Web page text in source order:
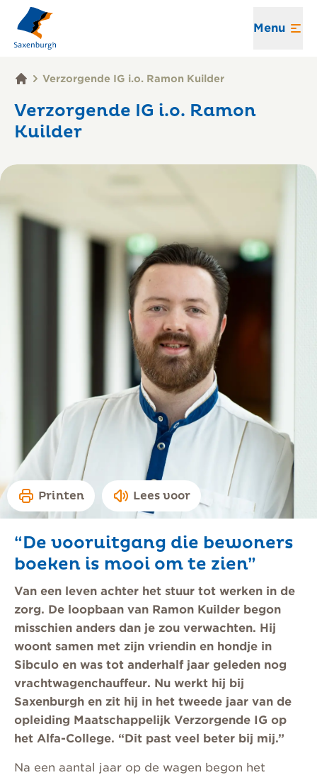
Menu
Verzorgende IG i.o. Ramon Kuilder
Verzorgende IG i.o. Ramon
Kuilder
Printen Lees voor
“De vooruitgang die bewoners
boeken is mooi om te zien”
Van een leven achter het stuur tot werken in de
zorg. De loopbaan van Ramon Kuilder begon
misschien anders dan je zou verwachten. Hij
woont samen met zijn vriendin en hondje in
Sibculo en was tot anderhalf jaar geleden nog
vrachtwagenchauffeur. Nu werkt hij bij
Saxenburgh en zit hij in het tweede jaar van de
opleiding Maatschappelijk Verzorgende IG op
het Alfa-College. “Dit past veel beter bij mij.”
Na een aantal jaar op de wagen begon het